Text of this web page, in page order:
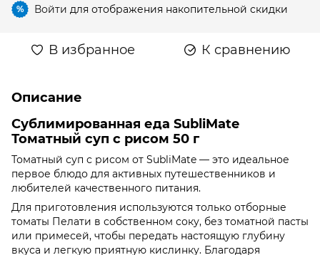
% Войти для отображения накопительной скидки
В избранное К сравнению
Описание
Сублимированная еда SubliMate
Томатный суп с рисом 50 г
Томатный суп с рисом от SubliMate — это идеальное
первое блюдо для активных путешественников и
любителей качественного питания.
Для приготовления используются только отборные
томаты Пелати в собственном соку, без томатной пасты
или примесей, чтобы передать настоящую глубину
вкуса и легкую приятную кислинку. Благодаря